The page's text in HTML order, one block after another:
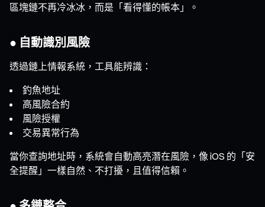
區塊鏈不再冷冰冰，而是「看得懂的帳本」。
● 自動識別風險
透過鏈上情報系統，工具能辨識：
釣魚地址
高風險合約
風險授權
交易異常行為
當你查詢地址時，系統會自動高亮潛在風險，像 iOS 的「安
全提醒」一樣自然、不打擾，且值得信賴。